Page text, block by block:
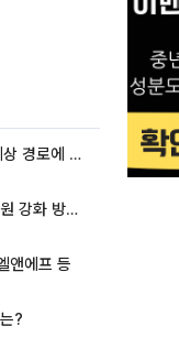
태풍 '돌핀' 이어 '찬홈' 등장…예상 경로에 한국 '한숨'
삼성전자·SK하이닉스 “주주 환원 강화 방안 마련”
앤에프 등
?